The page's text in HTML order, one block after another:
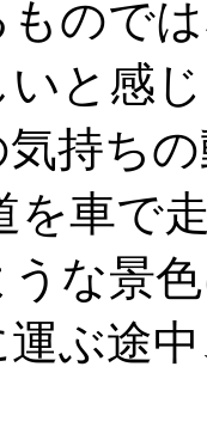
ので
いと感
持ち
車で
な景
運ぶ途